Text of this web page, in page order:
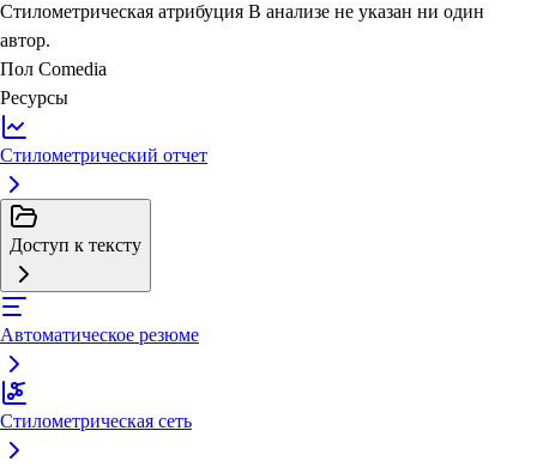
Стилометрическая атрибуция В анализе не указан ни один
автор.
Пол Comedia
Ресурсы
Стилометрический отчет
Доступ к тексту
Автоматическое резюме
Стилометрическая сеть